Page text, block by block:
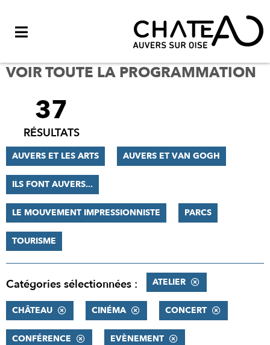
VOIR TOUTE LA PROGRAMMATION
FILTRER
RÉSULTATS
37
RÉSULTATS
AUVERS ET LES ARTS AUVERS ET VAN GOGH
ILS FONT AUVERS...
LE MOUVEMENT IMPRESSIONNISTE PARCS
TOURISME
Catégories sélectionnées : ATELIER
CHÂTEAU CINÉMA CONCERT
CONFÉRENCE EVÈNEMENT